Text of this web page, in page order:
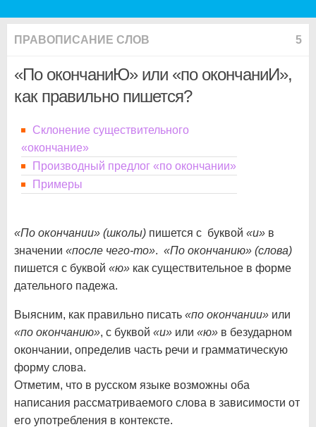
ПРАВОПИСАНИЕ СЛОВ 5
«По окончаниЮ» или «по окончаниИ»,
как правильно пишется?
Склонение существительного
«окончание»
Производный предлог «по окончании»
Примеры
«По окончании» (школы) пишется с буквой «и» в
значении «после чего-то». «По окончанию» (слова)
пишется с буквой «ю» как существительное в форме
дательного падежа.
Выясним, как правильно писать «по окончании» или
«по окончанию», с буквой «и» или «ю» в безударном
окончании, определив часть речи и грамматическую
форму слова.
Отметим, что в русском языке возможны оба
написания рассматриваемого слова в зависимости от
его употребления в контексте.